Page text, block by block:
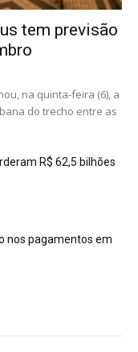
tem previsão
na quinta-feira (6), a
do trecho entre as
R$ 62,5 bilhões
nos pagamentos em